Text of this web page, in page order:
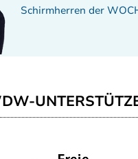
Schirmherren der